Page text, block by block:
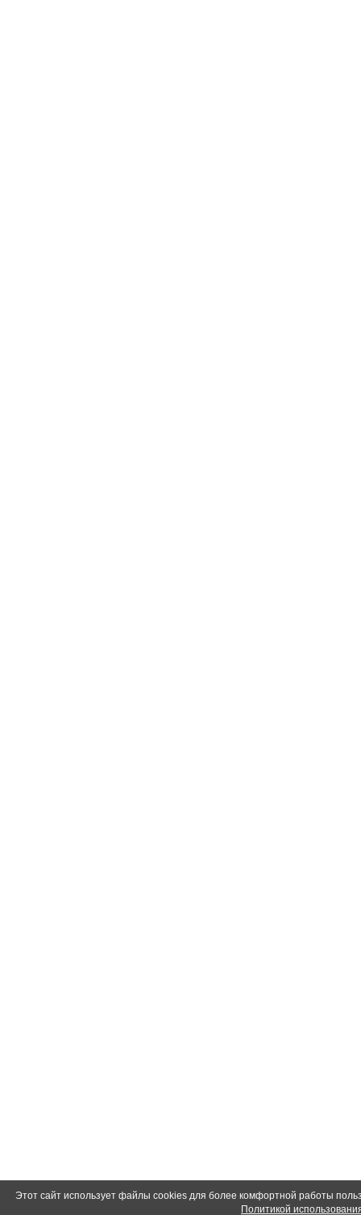
Этот сайт использует файлы cookies для более комфортной работы
Политикой